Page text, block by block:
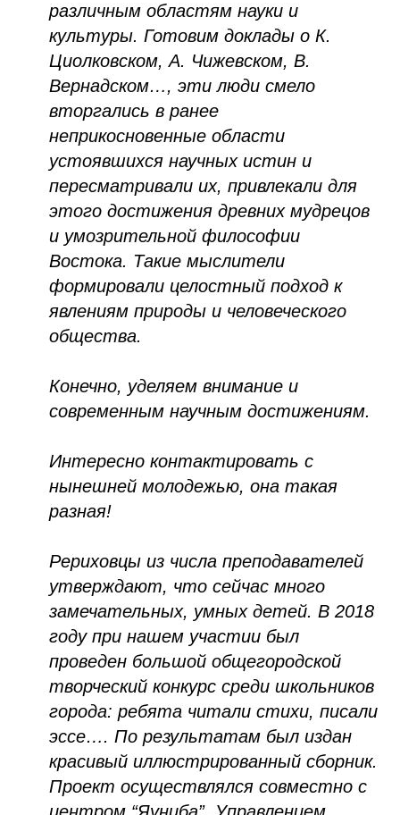
различным областям науки и
культуры. Готовим доклады о К.
Циолковском, А. Чижевском, В.
Вернадском…, эти люди смело
вторгались в ранее
неприкосновенные области
устоявшихся научных истин и
пересматривали их, привлекали для
этого достижения древних мудрецов
и умозрительной философии
Востока. Такие мыслители
формировали целостный подход к
явлениям природы и человеческого
общества.
Конечно, уделяем внимание и
современным научным достижениям.
Интересно контактировать с
нынешней молодежью, она такая
разная!
Рериховцы из числа преподавателей
утверждают, что сейчас много
замечательных, умных детей. В 2018
году при нашем участии был
проведен большой общегородской
творческий конкурс среди школьников
города: ребята читали стихи, писали
эссе…. По результатам был издан
красивый иллюстрированный сборник.
Проект осуществлялся совместно с